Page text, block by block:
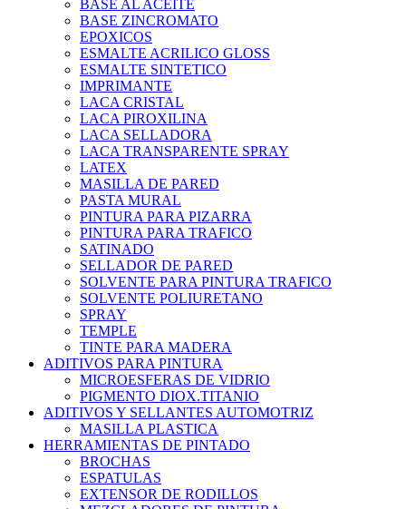
BASE AL ACEITE
BASE ZINCROMATO
EPOXICOS
ESMALTE ACRILICO GLOSS
ESMALTE SINTETICO
IMPRIMANTE
LACA CRISTAL
LACA PIROXILINA
LACA SELLADORA
LACA TRANSPARENTE SPRAY
LATEX
MASILLA DE PARED
PASTA MURAL
PINTURA PARA PIZARRA
PINTURA PARA TRAFICO
SATINADO
SELLADOR DE PARED
SOLVENTE PARA PINTURA TRAFICO
SOLVENTE POLIURETANO
SPRAY
TEMPLE
TINTE PARA MADERA
ADITIVOS PARA PINTURA
MICROESFERAS DE VIDRIO
PIGMENTO DIOX.TITANIO
ADITIVOS Y SELLANTES AUTOMOTRIZ
MASILLA PLASTICA
HERRAMIENTAS DE PINTADO
BROCHAS
ESPATULAS
EXTENSOR DE RODILLOS